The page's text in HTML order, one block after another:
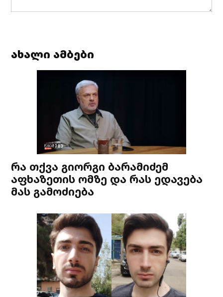
ახალი ამბები
რა თქვა გიორგი ბარამიძემ
აფხაზეთის ომზე და რას ედავება
მას გამოძიება